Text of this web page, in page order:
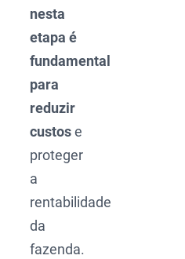
nesta
etapa é
fundamental
para
reduzir
custose
proteger
a
rentabilidade
da
fazenda.